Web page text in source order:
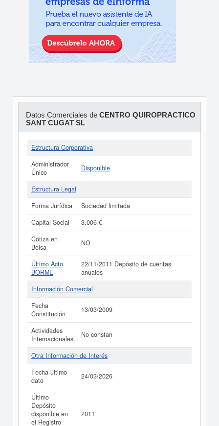
Datos Comerciales de CENTRO QUIROPRACTICO
SANT CUGAT SL
Estructura Corporativa
Administrador
Único
Disponible
Estructura Legal
Forma Jurídica
Sociedad limitada
Capital Social
3.006 €
Cotiza en
Bolsa
NO
Último Acto
BORME
22/11/2011 Depósito de cuentas
anuales
Información Comercial
Fecha
Constitución
13/03/2009
Actividades
Internacionales
No constan
Otra Información de Interés
Fecha último
dato
24/03/2026
Último
Depósito
disponible en
el Registro
2011